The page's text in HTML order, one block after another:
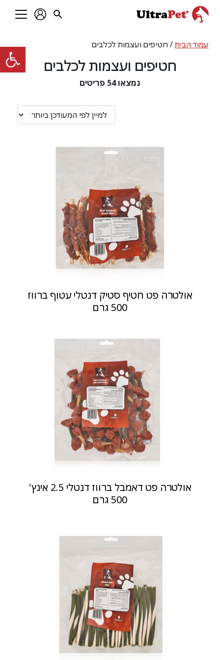
פתח עמוד הבית/ חטיפים ועצמות לכלבים
חטיפים ועצמות לכלבים
נמצאו54 פריטים
אולטרה פט חטיף סטיק דנטלי עטוף ברווז
500 גרם
אולטרה פט דאמבל ברווז דנטלי 2.5 אינץ'
500 גרם